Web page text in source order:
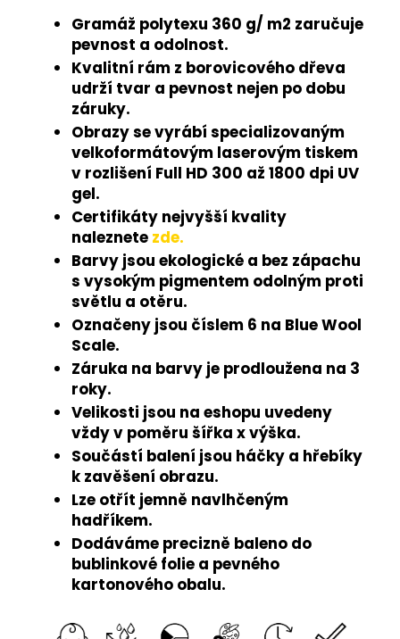
Gramáž polytexu 360 g/ m2 zaručuje
pevnost a odolnost.
Kvalitní rám z borovicového dřeva
udrží tvar a pevnost nejen po dobu
záruky.
Obrazy se vyrábí specializovaným
velkoformátovým laserovým tiskem
v rozlišení Full HD 300 až 1800 dpi UV
gel.
Certifikáty nejvyšší kvality
naleznete zde.
Barvy jsou ekologické a bez zápachu
s vysokým pigmentem odolným proti
světlu a otěru.
Označeny jsou číslem 6 na Blue Wool
Scale.
Záruka na barvy je prodloužena na 3
roky.
Velikosti jsou na eshopu uvedeny
vždy v poměru šířka x výška.
Součástí balení jsou háčky a hřebíky
k zavěšení obrazu.
Lze otřít jemně navlhčeným
hadříkem.
Dodáváme precizně baleno do
bublinkové folie a pevného
kartonového obalu.